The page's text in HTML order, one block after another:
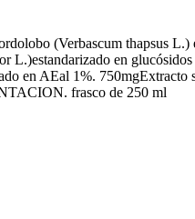
(Verbascum thapsus
L.)estandarizado en
en AEal 1%.
frasco de 250 ml